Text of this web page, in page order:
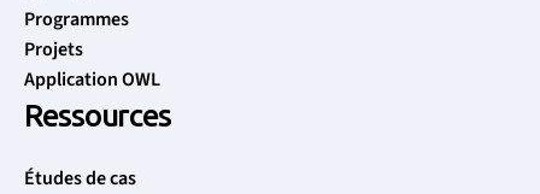
Programmes
Projets
Application OWL
Ressources
Études de cas